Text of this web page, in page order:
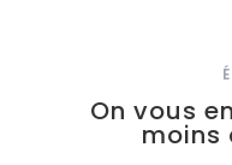
On vous
moins